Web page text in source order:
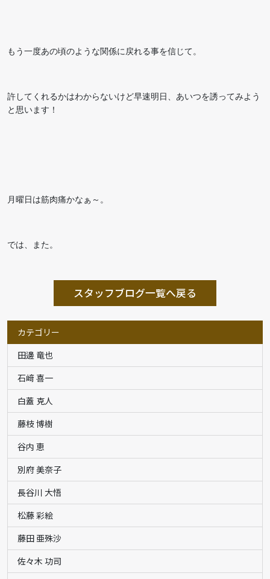
もう一度あの頃のような関係に戻れる事を信じて。
許してくれるかはわからないけど早速明日、あいつを誘ってみよう
と思います！
月曜日は筋肉痛かなぁ～。
では、また。
スタッフブログ一覧へ戻る
カテゴリー
田邊 竜也
石﨑 喜一
白蓋 克人
藤枝 博樹
谷内 恵
別府 美奈子
長谷川 大悟
松藤 彩絵
藤田 亜殊沙
佐々木 功司